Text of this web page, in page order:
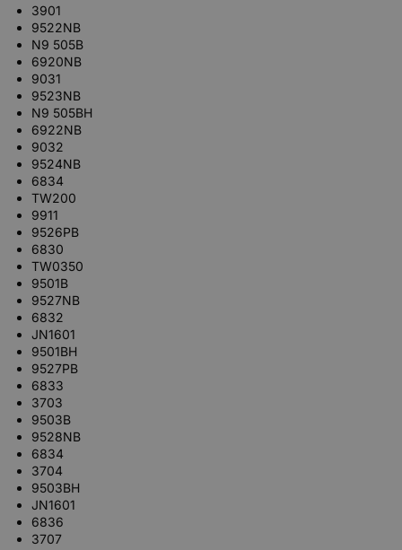
3901
9522NB
N9 505B
6920NB
9031
9523NB
N9 505BH
6922NB
9032
9524NB
6834
TW200
9911
9526PB
6830
TW0350
9501B
9527NB
6832
JN1601
9501BH
9527PB
6833
3703
9503B
9528NB
6834
3704
9503BH
JN1601
6836
3707